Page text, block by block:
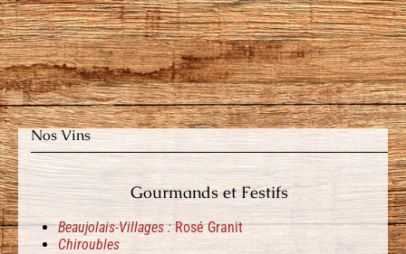
Nos Vins
Gourmands et Festifs
Beaujolais-Villages :Rosé Granit
Chiroubles